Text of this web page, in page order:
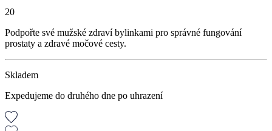
20
Podpořte své mužské zdraví bylinkami pro správné fungování
prostaty a zdravé močové cesty.
Skladem
Expedujeme do druhého dne po uhrazení